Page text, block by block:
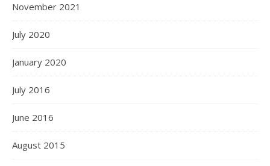
November 2021
July 2020
January 2020
July 2016
June 2016
August 2015